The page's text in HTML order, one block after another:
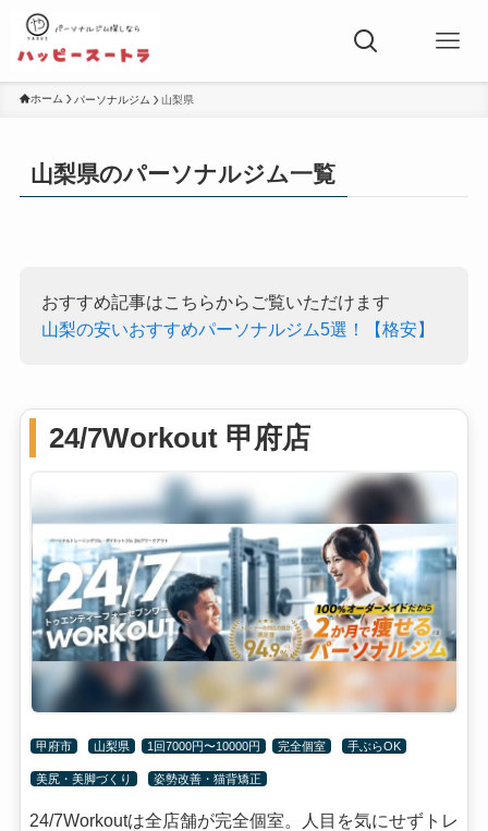
ホーム パーソナルジム 山梨県
山梨県のパーソナルジム一覧
おすすめ記事はこちらからご覧いただけます
山梨の安いおすすめパーソナルジム5選！【格安】
24/7Workout 甲府店
甲府市 山梨県 1回7000円〜10000円 完全個室 手ぶらOK
美尻・美脚づくり 姿勢改善・猫背矯正
24/7Workoutは全店舗が完全個室。人目を気にせずトレ